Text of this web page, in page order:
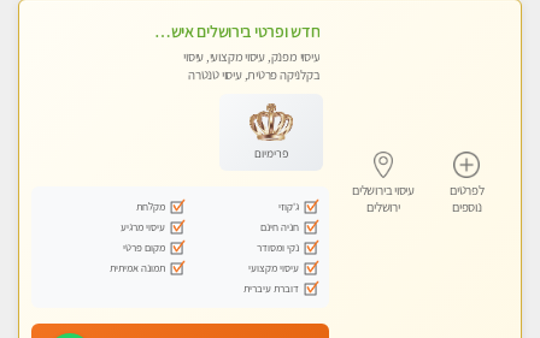
לפרטים
נוספים
עיסוי בירושלים
ירושלים
חדש ופרטי בירושלים אישה יפה מקבלת בסוויטה פרטית v.i.p למגוון טיפולי מגע מפנקים המשאירים טעם של עוד !
עיסוי מפנק, עיסוי מקצועי, עיסוי
בקלניקה פרטית, עיסוי טנטרה
פרימיום
ג'קוזי
מקלחת
חניה חינם
עיסוי מרגיע
נקי ומסודר
מקום פרטי
עיסוי מקצועי
תמונה אמיתית
דוברת עיברית